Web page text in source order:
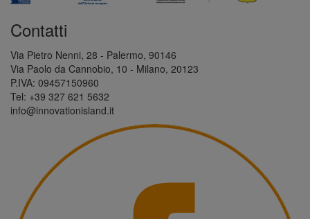
Contatti
Via Pietro Nenni, 28 - Palermo, 90146
Via Paolo da Cannobio, 10 - Milano, 20123
P.IVA: 09457150960
Tel: +39 327 621 5632
info@innovationisland.it